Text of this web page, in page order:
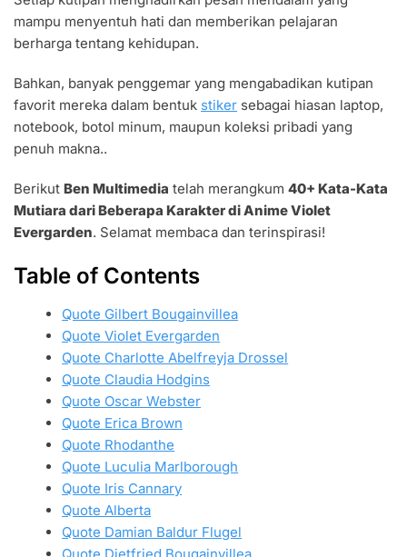
mampu menyentuh hati dan memberikan pelajaran
berharga tentang kehidupan.
Bahkan, banyak penggemar yang mengabadikan kutipan
favorit mereka dalam bentuk stiker sebagai hiasan laptop,
notebook, botol minum, maupun koleksi pribadi yang
penuh makna..
Berikut Ben Multimedia telah merangkum 40+ Kata-Kata
Mutiara dari Beberapa Karakter di Anime Violet
Evergarden. Selamat membaca dan terinspirasi!
Table of Contents
Quote Gilbert Bougainvillea
Quote Violet Evergarden
Quote Charlotte Abelfreyja Drossel
Quote Claudia Hodgins
Quote Oscar Webster
Quote Erica Brown
Quote Rhodanthe
Quote Luculia Marlborough
Quote Iris Cannary
Quote Alberta
Quote Damian Baldur Flugel